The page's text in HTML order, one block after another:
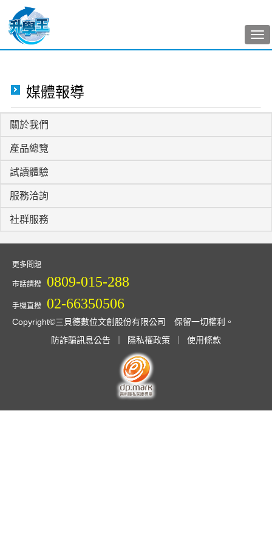
媒體報導
關於我們
產品總覽
試讀體驗
服務洽詢
社群服務
更多問題
市話請撥 0809-015-288
手機直撥 02-66350506
Copyright©三貝德數位文創股份有限公司 保留一切權利。
防詐騙訊息公告
隱私權政策 使用條款